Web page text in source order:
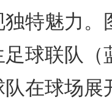
特魅力。
球联队（
在球场展